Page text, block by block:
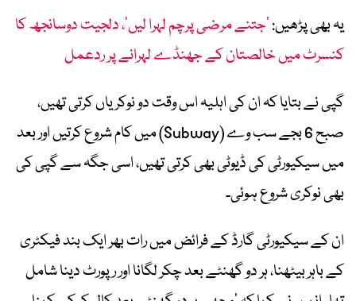
یہ بھی پڑھیں:’جتنے مرضی پرچم لہرا لیں‘، دلجیت دوسانجھ کا
کنسرٹ میں خالصتان کے جھنڈے لہرانے پر ردعمل
گپی نے بتایا کہ ان کی اہلیہ اس وقت دو نوکریاں کرتی تھیں،
صبح 6 بجے سب وے (Subway) میں کام شروع کرتیں اور بعد
میں سیکیورٹی کی ڈیوٹی بھی کرتی تھیں، اسی جگہ سے گپی کی
بھی نوکری شروع ہوئی۔
ان کے سیکیورٹی گارڈ کے فرائض میں رات بھر ایک بند فیکٹری
کے باہر بیٹھنا، ہر دو گھنٹے بعد چکر لگانا اور رپورٹ دینا شامل